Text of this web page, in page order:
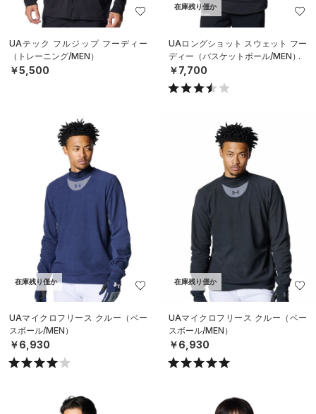
UAテック フルジップ フーディー
（トレーニング/MEN）
￥5,500
在庫残り僅か
UAロングショット スウェット フー
ディー（バスケットボール/MEN）
￥7,700
在庫残り僅か
UAマイクロフリース クルー（ベー
スボール/MEN）
￥6,930
在庫残り僅か
UAマイクロフリース クルー（ベー
スボール/MEN）
￥6,930